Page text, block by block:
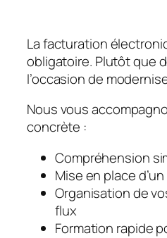
La facturation
obligatoire. Plutôt que
l’occasion de
Nous vous
concrète :
Compréhension
Mise en place
Organisation de
flux
Formation rapide